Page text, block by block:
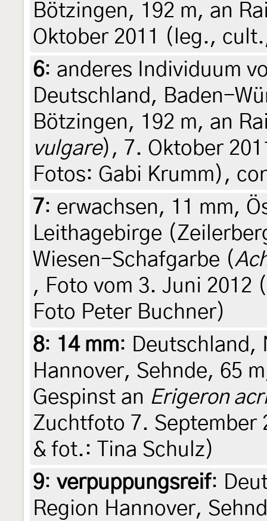
Bötzingen, 192 m, an
Oktober 2011 (leg.,
6: anderes Individuum
Deutschland, Baden-
Bötzingen, 192 m, an
vulgare), 7. Oktober
Fotos: Gabi Krumm),
7: erwachsen, 11 mm,
Leithagebirge
Wiesen-Schafgarbe (
, Foto vom 3. Juni
Foto Peter Buchner)
8: 14 mm: Deutschland,
Hannover, Sehnde, 65
Gespinst an Erigeron
Zuchtfoto 7.
& fot.: Tina Schulz)
9: verpuppungsreif:
Region Hannover,